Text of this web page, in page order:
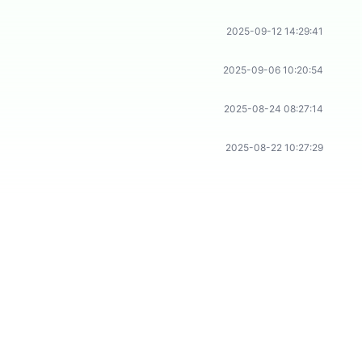
2025-09-12 14:29:41
2025-09-06 10:20:54
2025-08-24 08:27:14
2025-08-22 10:27:29